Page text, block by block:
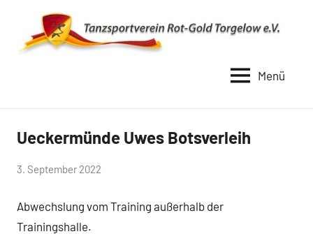
springen
Rot
Gold
1990
Menü
Uncategorized
Ueckermünde Uwes Botsverleih
von
3. September 2022
Abwechslung vom Training außerhalb der
Trainingshalle.